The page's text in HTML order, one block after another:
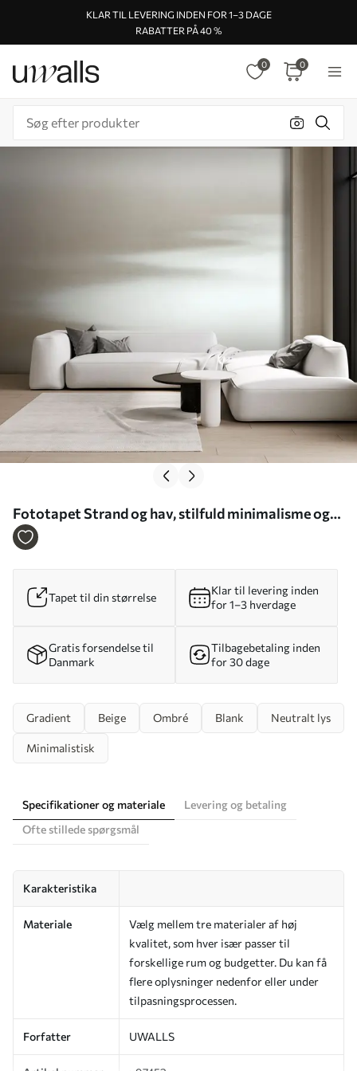
KLAR TIL LEVERING INDEN FOR 1–3 DAGE
RABATTER PÅ 40 %
0 0
Fototapet Strand og hav, stilfuld minimalisme og
loft Nr. u97452
Tapet til din størrelse
Klar til levering inden
for 1–3 hverdage
Gratis forsendelse til
Danmark
Tilbagebetaling inden
for 30 dage
Gradient Beige Ombré Blank Neutralt lys
Minimalistisk
Specifikationer og materiale
Levering og betaling
Ofte stillede spørgsmål
Karakteristika
Materiale
Vælg mellem tre materialer af høj
kvalitet, som hver især passer til
forskellige rum og budgetter. Du kan få
flere oplysninger nedenfor eller under
tilpasningsprocessen.
Forfatter UWALLS